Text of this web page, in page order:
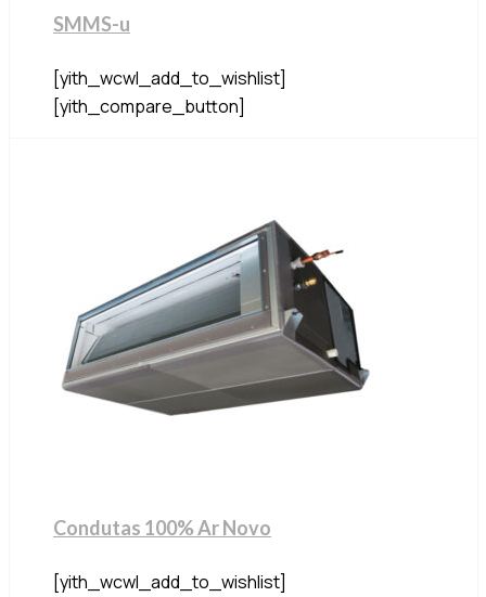
SMMS-u
[yith_wcwl_add_to_wishlist]
[yith_compare_button]
Condutas 100% Ar Novo
[yith_wcwl_add_to_wishlist]